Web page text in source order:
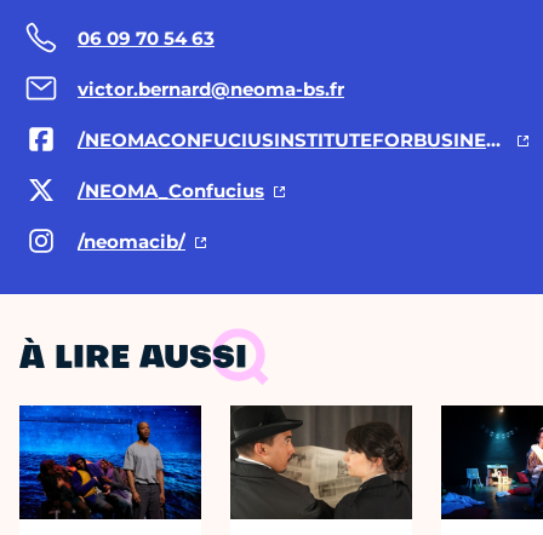
06 09 70 54 63
victor.bernard@neoma-bs.fr
/NEOMACONFUCIUSINSTITUTEFORBUSINESS
/NEOMA_Confucius
/neomacib/
À LIRE AUSSI